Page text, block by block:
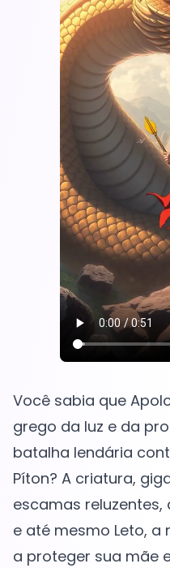
Você sabia que
grego da luz e da
batalha lendária
Píton? A criatura,
escamas
e até mesmo Leto, a
a proteger sua mãe